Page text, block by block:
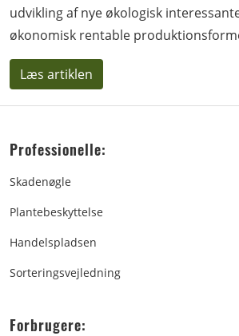
udvikling af nye økologisk
økonomisk rentable
Læs artiklen
Professionelle:
Skadenøgle
Plantebeskyttelse
Handelspladsen
Sorteringsvejledning
Forbrugere: